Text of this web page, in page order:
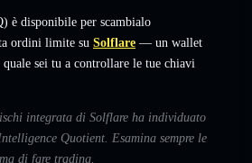
è disponibile per scambialo
ordini limite su Solflare — un wallet
quale sei tu a controllare le tue chiavi
integrata di Solflare ha individuato
Quotient. Esamina sempre le
di fare trading.